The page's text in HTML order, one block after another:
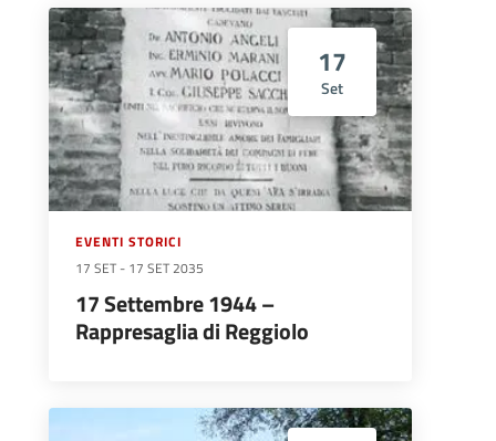
17
Set
EVENTI STORICI
17 SET - 17 SET 2035
17 Settembre 1944 –
Rappresaglia di Reggiolo